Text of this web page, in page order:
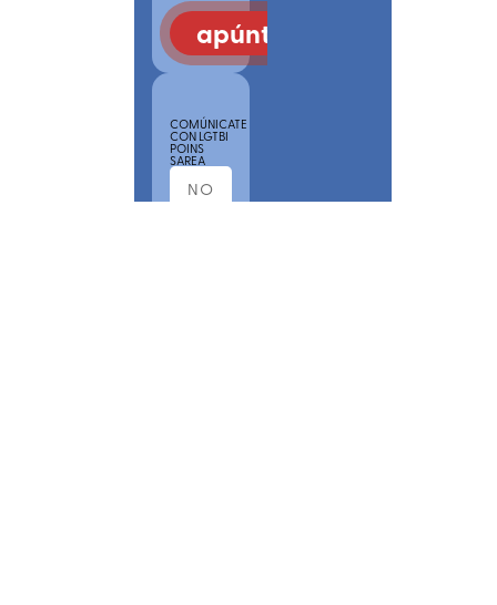
apúntate
COMÚNICATE
CON LGTBI
POINS
SAREA